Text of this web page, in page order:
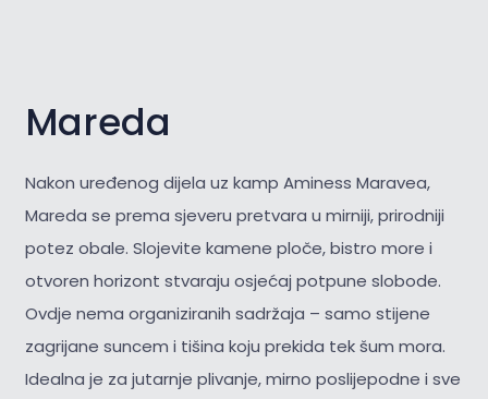
Mareda
Nakon uređenog dijela uz kamp Aminess Maravea,
Mareda se prema sjeveru pretvara u mirniji, prirodniji
potez obale. Slojevite kamene ploče, bistro more i
otvoren horizont stvaraju osjećaj potpune slobode.
Ovdje nema organiziranih sadržaja – samo stijene
zagrijane suncem i tišina koju prekida tek šum mora.
Idealna je za jutarnje plivanje, mirno poslijepodne i sve